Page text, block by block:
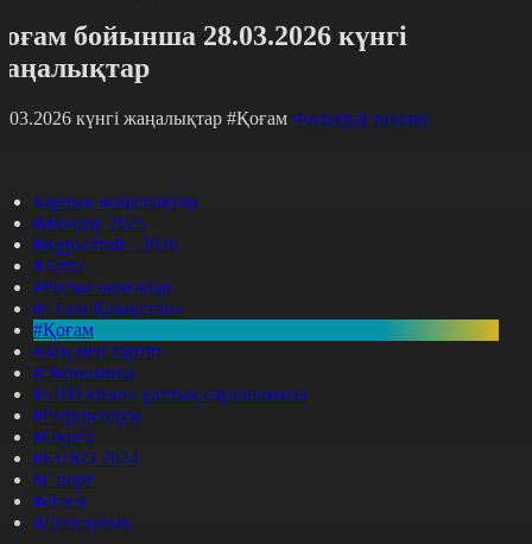
бойынша 28.03.2026 күнгі
күнгі жаңалықтар #Қоғам Фильтрді тазалау
Барлық жаңалықтар
#Жолдау 2025
#Құрылтай - 2026
#Апта
#Ресми оқиғалар
#«Таза Қазақстан»
#Қоғам
#Заң мен тәртіп
#Экономика
#«100 кітап» ұлттық сауалнамасы
#Референдум
#Оқиға
#EURO 2024
#Спорт
#Әлем
#Денсаулық